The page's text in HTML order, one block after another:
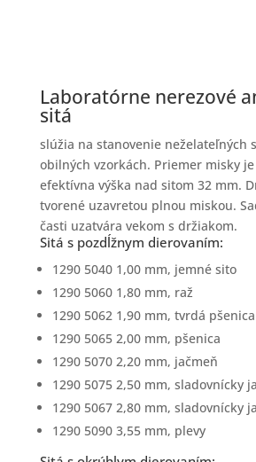
Laboratórne nerezové
sitá
slúžia na stanovenie neželateľných
obilných vzorkách. Priemer misky
efektívna výška nad sitom 32 mm.
tvorené uzavretou plnou miskou.
časti uzatvára vekom s držiakom.
Sitá s pozdĺžnym dierovaním:
1290 5040 1,00 mm, jemné sito
1290 5060 1,80 mm, raž
1290 5062 1,90 mm, tvrdá pšenica
1290 5065 2,00 mm, pšenica
1290 5070 2,20 mm, jačmeň
1290 5075 2,50 mm, sladovnícky
1290 5067 2,80 mm, sladovnícky
1290 5090 3,55 mm, plevy